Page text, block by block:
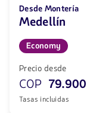
Desde Montería
Medellín
Economy
Precio desde
COP 79.900
Tasas incluidas